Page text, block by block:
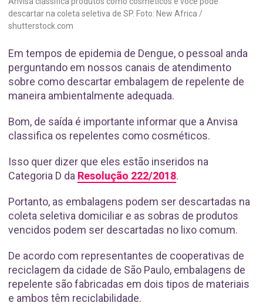
descartar na coleta seletiva de SP. Foto: New Africa /
shutterstock.com
Em tempos de epidemia de Dengue, o pessoal anda
perguntando em nossos canais de atendimento
sobre como descartar embalagem de repelente de
maneira ambientalmente adequada.
Bom, de saída é importante informar que a Anvisa
classifica os repelentes como cosméticos.
Isso quer dizer que eles estão inseridos na
Categoria D da Resolução 222/2018.
Portanto, as embalagens podem ser descartadas na
coleta seletiva domiciliar e as sobras de produtos
vencidos podem ser descartadas no lixo comum.
De acordo com representantes de cooperativas de
reciclagem da cidade de São Paulo, embalagens de
repelente são fabricadas em dois tipos de materiais
e ambos têm reciclabilidade.